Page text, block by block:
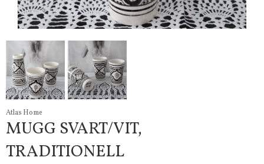
Atlas Home
MUGG SVART/VIT,
TRADITIONELL